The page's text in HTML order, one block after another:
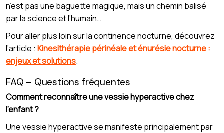
n’est pas une baguette magique, mais un chemin balisé
par la science et l’humain…
Pour aller plus loin sur la continence nocturne, découvrez
l’article : Kinesithérapie périnéale et énurésie nocturne :
enjeux et solutions.
FAQ – Questions fréquentes
Comment reconnaître une vessie hyperactive chez
l’enfant ?
Une vessie hyperactive se manifeste principalement par